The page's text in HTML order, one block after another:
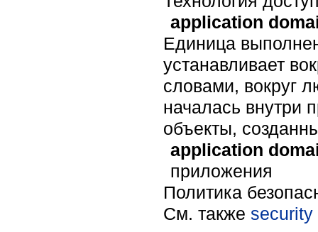
application
Единица
устанавливает
словами, вокруг
началась внутри
объекты,
application
приложения
Политика
Cм. также